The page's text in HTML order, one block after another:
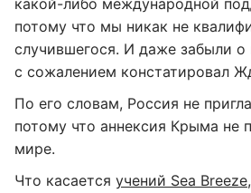
какой-либо международной
потому что мы никак не
случившегося. И даже забыли
с сожалением констатировал
По его словам, Россия не
потому что аннексия Крыма не
мире.
Что касается учений Sea Breeze